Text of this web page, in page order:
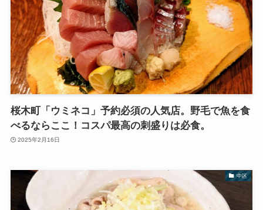
桜木町「ウミネコ」予約必須の人気店。野毛で魚を食
べるならここ！コスパ最高の刺盛りは必食。
2025年2月16日
中区